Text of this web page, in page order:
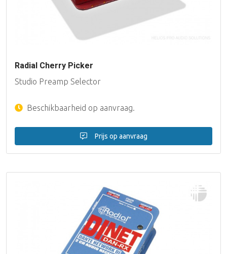
Radial Cherry Picker
Studio Preamp Selector
Beschikbaarheid op aanvraag.
Prijs op aanvraag